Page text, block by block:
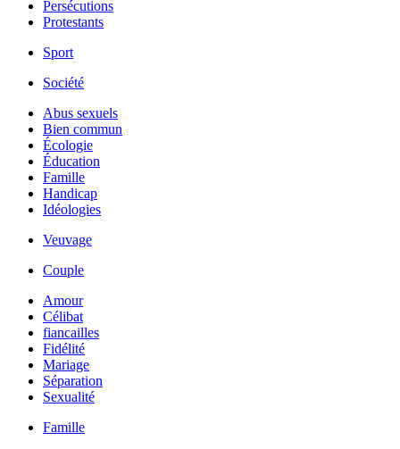
Persécutions
Protestants
Sport
Société
Abus sexuels
Bien commun
Écologie
Éducation
Famille
Handicap
Idéologies
Veuvage
Couple
Amour
Célibat
fiancailles
Fidélité
Mariage
Séparation
Sexualité
Famille